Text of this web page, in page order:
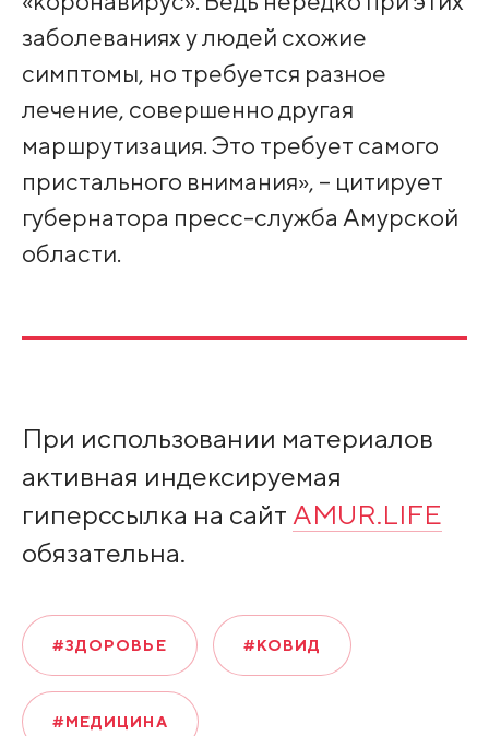
заболеваниях у людей схожие
симптомы, но требуется разное
лечение, совершенно другая
маршрутизация. Это требует самого
пристального внимания», – цитирует
губернатора пресс-служба Амурской
области.
При использовании материалов
активная индексируемая
гиперссылка на сайт AMUR.LIFE
обязательна.
#ЗДОРОВЬЕ #КОВИД
#МЕДИЦИНА